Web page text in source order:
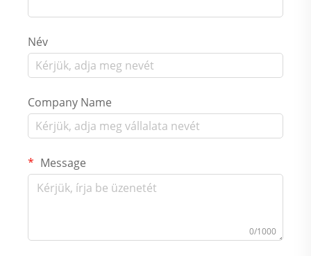
Név
Company Name
Message
0/1000